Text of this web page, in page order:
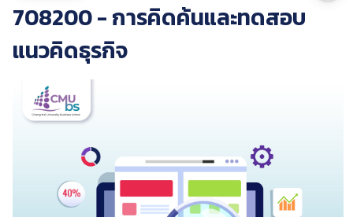
708200 - การคิดค้นและทดสอบ
แนวคิดธุรกิจ